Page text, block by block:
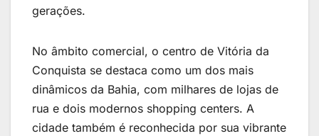
gerações.
No âmbito comercial, o centro de Vitória da
Conquista se destaca como um dos mais
dinâmicos da Bahia, com milhares de lojas de
rua e dois modernos shopping centers. A
cidade também é reconhecida por sua vibrante